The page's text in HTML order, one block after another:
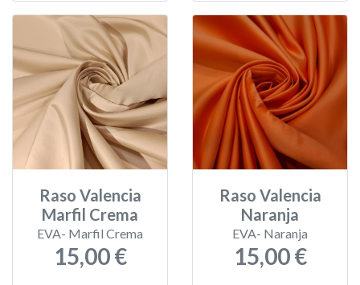
Raso Valencia
Marfil Crema
EVA- Marfil Crema
15,00 €
Raso Valencia
Naranja
EVA- Naranja
15,00 €